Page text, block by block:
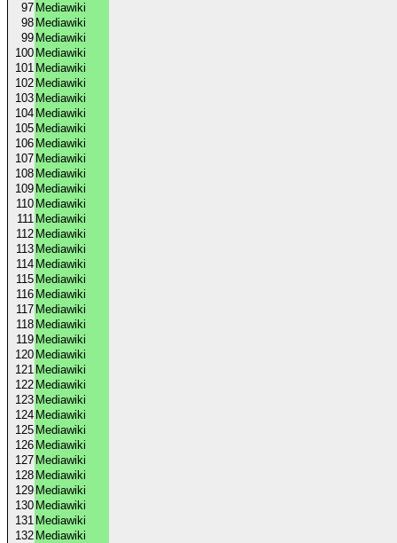
97 Mediawiki
98 Mediawiki
99 Mediawiki
100 Mediawiki
101 Mediawiki
102 Mediawiki
103 Mediawiki
104 Mediawiki
105 Mediawiki
106 Mediawiki
107 Mediawiki
108 Mediawiki
109 Mediawiki
110 Mediawiki
111 Mediawiki
112 Mediawiki
113 Mediawiki
114 Mediawiki
115 Mediawiki
116 Mediawiki
117 Mediawiki
118 Mediawiki
119 Mediawiki
120 Mediawiki
121 Mediawiki
122 Mediawiki
123 Mediawiki
124 Mediawiki
125 Mediawiki
126 Mediawiki
127 Mediawiki
128 Mediawiki
129 Mediawiki
130 Mediawiki
131 Mediawiki
132 Mediawiki